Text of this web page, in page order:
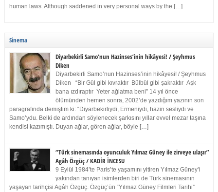
human laws. Although saddened in very personal ways by the […]
Sinema
Diyarbekirli Samo’nun Hazinses’inin hikâyesi! / Şeyhmus
Diken
Diyarbekirli Samo’nun Hazinses’inin hikâyesi! / Şeyhmus
Diken “Bir Gül gibi kıvraktır Bülbül gibi şakraktır Aşk
bana ızdıraptır Yeter ağlatma beni” 14 yıl önce
ölümünden hemen sonra, 2002’de yazdığım yazının son
paragrafında demiştim ki: “Diyarbekirliydi, Ermeniydi, hazin sesliydi ve
Samo’ydu. Belki de ardından söylenecek şarkısını yıllar evvel mezar taşına
kendisi kazımıştı. Duyan ağlar, gören ağlar, böyle […]
“Türk sinemasında oyunculuk Yılmaz Güney ile zirveye ulaşır”
Agâh Özgüç / KADİR İNCESU
9 Eylül 1984’te Paris’te yaşamını yitiren Yılmaz Güney’i
yakından tanıyan isimlerden biri de Türk sinemasının
yaşayan tarihçisi Agâh Özgüç. Özgüç’ün “Yılmaz Güney Filmleri Tarihi”